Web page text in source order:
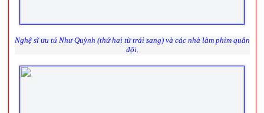
Nghệ sĩ ưu tú Như Quỳnh (thứ hai từ trái sang) và các nhà làm phim quân
đội.